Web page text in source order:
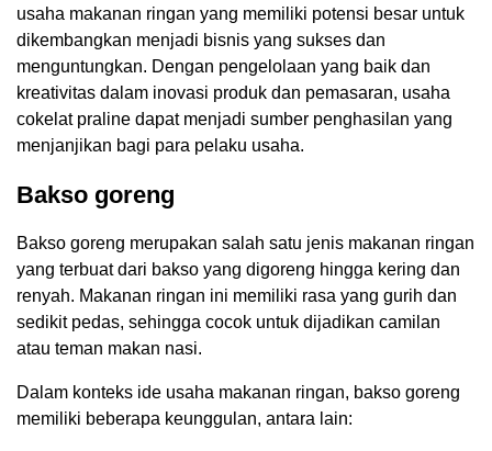
usaha makanan ringan yang memiliki potensi besar untuk
dikembangkan menjadi bisnis yang sukses dan
menguntungkan. Dengan pengelolaan yang baik dan
kreativitas dalam inovasi produk dan pemasaran, usaha
cokelat praline dapat menjadi sumber penghasilan yang
menjanjikan bagi para pelaku usaha.
Bakso goreng
Bakso goreng merupakan salah satu jenis makanan ringan
yang terbuat dari bakso yang digoreng hingga kering dan
renyah. Makanan ringan ini memiliki rasa yang gurih dan
sedikit pedas, sehingga cocok untuk dijadikan camilan
atau teman makan nasi.
Dalam konteks ide usaha makanan ringan, bakso goreng
memiliki beberapa keunggulan, antara lain: